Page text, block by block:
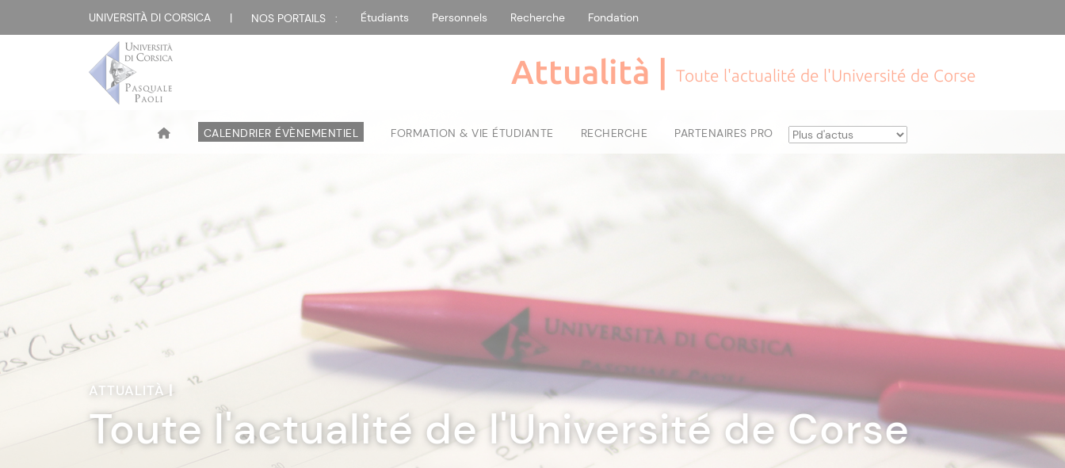
UNIVERSITÀ DI CORSICA | NOS PORTAILS : Étudiants Personnels Recherche Fondation
Attualità | Toute l'actualité de l'Université de Corse
CALENDRIER ÉVÈNEMENTIEL FORMATION & VIE ÉTUDIANTE RECHERCHE PARTENAIRES PRO
ATTUALITÀ|
Toute l'actualité de l'Université de Corse